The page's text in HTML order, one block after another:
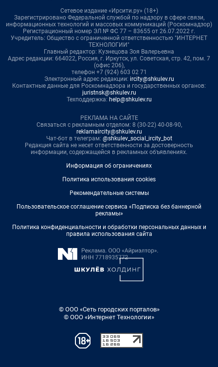
Сетевое издание «Ирсити.ру» (18+)
Зарегистрировано Федеральной службой по надзору в сфере связи,
информационных технологий и массовых коммуникаций (Роскомнадзор)
Регистрационный номер ЭЛ № ФС 77 – 83655 от 26.07.2022 г.
Учредитель: Общество с ограниченной ответственностью "ИНТЕРНЕТ
ТЕХНОЛОГИИ"
Главный редактор: Кузнецова Зоя Валерьевна
Адрес редакции: 664022, Россия, г. Иркутск, ул. Советская, стр. 42, пом. 7
(офис 206),
телефон +7 (924) 603 02 71
Электронный адрес редакции: ircity@shkulev.ru
Контактные данные для Роскомнадзора и государственных органов:
juristnsk@shkulev.ru
Техподдержка: help@shkulev.ru
РЕКЛАМА НА САЙТЕ
Связаться с рекламным отделом: 8 (30-22) 40-08-90,
reklamaircity@shkulev.ru
Чат-бот в телеграм: @shkulev_social_ircity_bot
Редакция сайта не несет ответственности за достоверность
информации, содержащейся в рекламных объявлениях.
Информация об ограничениях
Политика использования cookies
Рекомендательные системы
Пользовательское соглашение сервиса «Подписка без баннерной
рекламы»
Политика конфиденциальности и обработки персональных данных и
правила использования сайта
© ООО «Сеть городских порталов»
© ООО «Интернет Технологии»